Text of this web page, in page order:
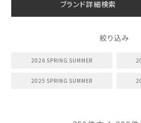
ブランド詳細検索
絞り込み
2026 SPRING SUMMER
2025 SPRING SUMMER